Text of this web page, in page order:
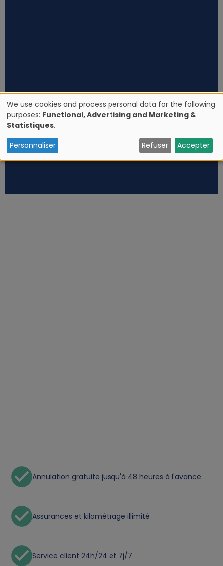
Annulation gratuite jusqu'à 48 heures à l'avance
Assurances et kilométrage illimité
Service client 24h/24 et 7j/7
U
s
o
t
a
a
n
We use cookies and process personal data for the following
purposes: Functional, Advertising and Marketing &
Statistiques.
Personnaliser Refuser Accepter